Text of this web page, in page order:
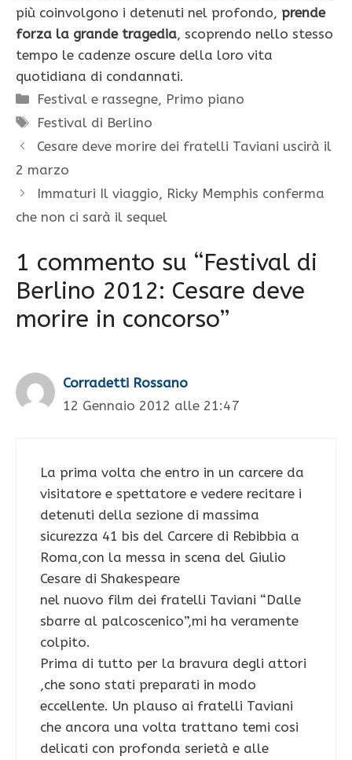
più coinvolgono i detenuti nel profondo, prende
forza la grande tragedia, scoprendo nello stesso
tempo le cadenze oscure della loro vita
quotidiana di condannati.
Categorie
Festival e rassegne, Primo piano
Tag
Festival di Berlino
Cesare deve morire dei fratelli Taviani uscirà il
2 marzo
Immaturi Il viaggio, Ricky Memphis conferma
che non ci sarà il sequel
1 commento su “Festival di
Berlino 2012: Cesare deve
morire in concorso”
Corradetti Rossano
12 Gennaio 2012 alle 21:47
La prima volta che entro in un carcere da
visitatore e spettatore e vedere recitare i
detenuti della sezione di massima
sicurezza 41 bis del Carcere di Rebibbia a
Roma,con la messa in scena del Giulio
Cesare di Shakespeare
nel nuovo film dei fratelli Taviani “Dalle
sbarre al palcoscenico”,mi ha veramente
colpito.
Prima di tutto per la bravura degli attori
,che sono stati preparati in modo
eccellente. Un plauso ai fratelli Taviani
che ancora una volta trattano temi cosi
delicati con profonda serietà e alle